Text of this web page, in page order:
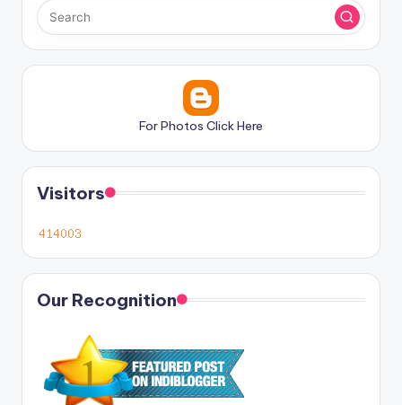
For Photos Click Here
Visitors
Our Recognition